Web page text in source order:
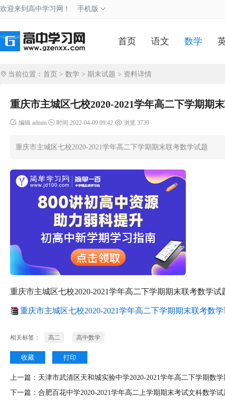
欢迎来到高中学习网！ 手机版
首页 语文 数学
当前位置： 首页 > 数学 > 期末试题 > 资料详情
重庆市主城区七校2020-2021学年高二下学期期
编辑 admin 时间 2022-04-09 09:42 浏览 3739
重庆市主城区七校2020-2021学年高二下学期期末联考数学试题
重庆市主城区七校2020-2021学年高二下学期期末联考数学试
重庆市主城区七校2020-2021学年高二下学期期末联考数学
相关标签： 高二 高中数学
收藏 打印
上一篇： 天津市武清区天和城实验中学2020-2021学年高二下学期数
下一篇： 合肥百花中学2020-2021学年高二上学期期末考试文科数学试